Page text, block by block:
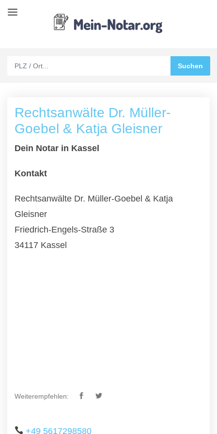
Rechtsanwälte Dr. Müller-
Goebel & Katja Gleisner
Dein Notar in Kassel
Kontakt
Rechtsanwälte Dr. Müller-Goebel & Katja
Gleisner
Friedrich-Engels-Straße 3
34117 Kassel
Weiterempfehlen:
+49 5617298580